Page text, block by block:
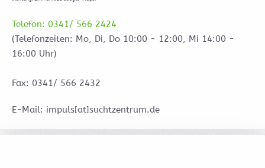
Telefon: 0341/ 566 2424
(Telefonzeiten: Mo, Di, Do 10:00 - 12:00, Mi 14:00 -
16:00 Uhr)
Fax: 0341/ 566 2432
E-Mail: impuls[at]suchtzentrum.de